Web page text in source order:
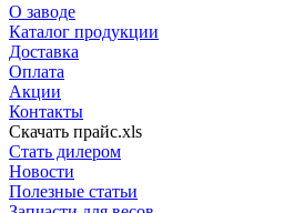
О заводе
Каталог продукции
Доставка
Оплата
Акции
Контакты
Скачать прайс.xls
Стать дилером
Новости
Полезные статьи